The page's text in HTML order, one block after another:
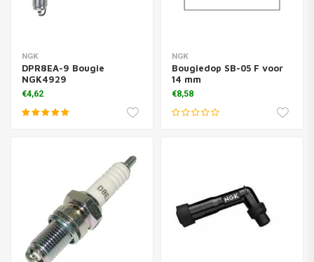
NGK
DPR8EA-9 Bougie
NGK4929
€4,62
NGK
Bougiedop SB-05 F voor
14 mm
€8,58